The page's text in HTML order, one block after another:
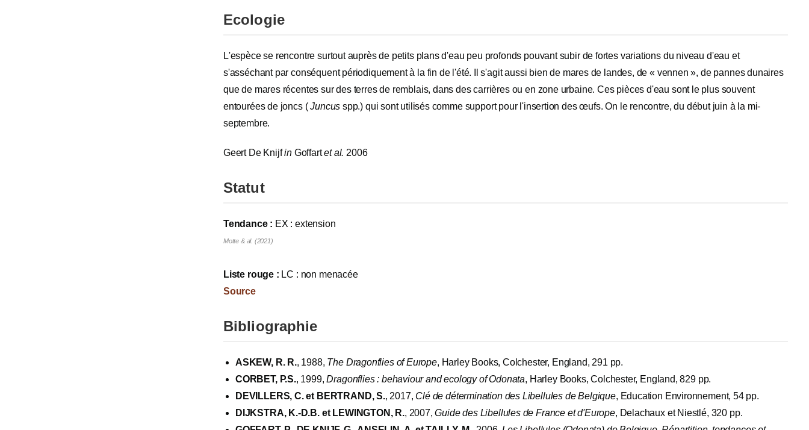
Ecologie
L'espèce se rencontre surtout auprès de petits plans d'eau peu profonds pouvant subir de fortes variations du niveau d'eau et
s'asséchant par conséquent périodiquement à la fin de l'été. Il s'agit aussi bien de mares de landes, de « vennen », de pannes dunaires
que de mares récentes sur des terres de remblais, dans des carrières ou en zone urbaine. Ces pièces d'eau sont le plus souvent
entourées de joncs (Juncus spp.) qui sont utilisés comme support pour l'insertion des œufs. On le rencontre, du début juin à la mi-
septembre.
Geert De KnijfinGoffartet al. 2006
Statut
Tendance : EX : extension
Motte & al. (2021)
Liste rouge : LC : non menacée
Source
Bibliographie
ASKEW, R. R., 1988, The Dragonflies of Europe, Harley Books, Colchester, England, 291 pp.
CORBET, P.S., 1999,Dragonflies : behaviour and ecology of Odonata, Harley Books, Colchester, England, 829 pp.
DEVILLERS, C. et BERTRAND, S., 2017, Clé de détermination des Libellules de Belgique, Education Environnement, 54 pp.
DIJKSTRA, K.-D.B. et LEWINGTON, R., 2007,Guide des Libellules de France et d'Europe, Delachaux et Niestlé, 320 pp.